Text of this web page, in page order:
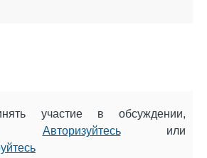
участие в обсуждении,
Авторизуйтесьили